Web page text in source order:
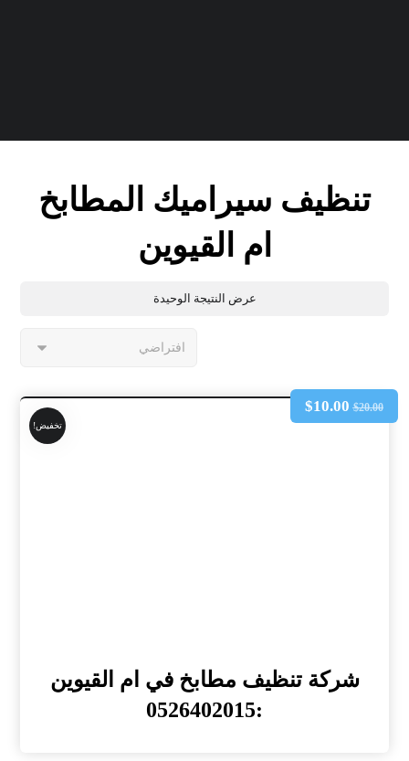
تنظيف سيراميك المطابخ
ام القيوين
عرض النتيجة الوحيدة
تخفيض!
شركة تنظيف مطابخ في ام القيوين
:0526402015
$20.00
$10.00